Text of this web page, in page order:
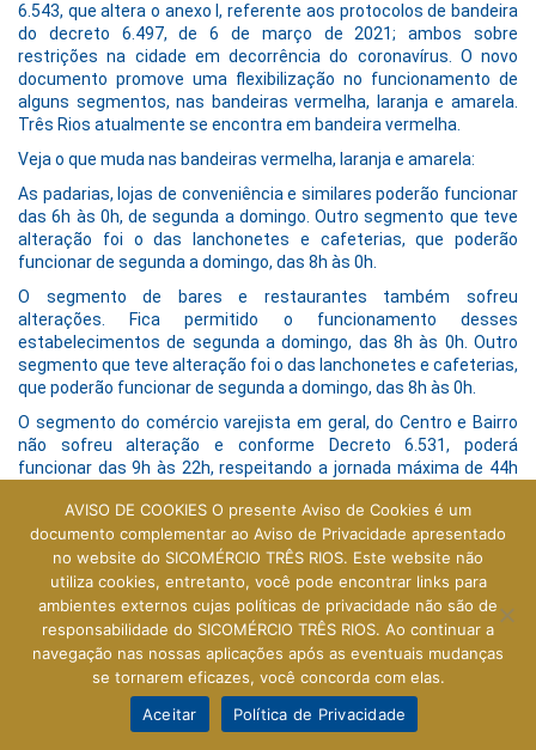
6.543, que altera o anexo I, referente aos protocolos de bandeira
do decreto 6.497, de 6 de março de 2021; ambos sobre
restrições na cidade em decorrência do coronavírus. O novo
documento promove uma flexibilização no funcionamento de
alguns segmentos, nas bandeiras vermelha, laranja e amarela.
Três Rios atualmente se encontra em bandeira vermelha.
Veja o que muda nas bandeiras vermelha, laranja e amarela:
As padarias, lojas de conveniência e similares poderão funcionar
das 6h às 0h, de segunda a domingo. Outro segmento que teve
alteração foi o das lanchonetes e cafeterias, que poderão
funcionar de segunda a domingo, das 8h às 0h.
O segmento de bares e restaurantes também sofreu
alterações. Fica permitido o funcionamento desses
estabelecimentos de segunda a domingo, das 8h às 0h. Outro
segmento que teve alteração foi o das lanchonetes e cafeterias,
que poderão funcionar de segunda a domingo, das 8h às 0h.
O segmento do comércio varejista em geral, do Centro e Bairro
não sofreu alteração e conforme Decreto 6.531, poderá
funcionar das 9h às 22h, respeitando a jornada máxima de 44h
O objetivo desta alteração é evitar aglomerações,
principalmente no transporte público, flexibilizando o horário de
abertura e fechamento das lojas.
Tenha acesso ao Decreto 6.543, que altera o Anexo I – Bandeira
Vermelha, Laranja e Amarela:
Decreto Nº 6.543 de 24 de abril de 2021
AVISO DE COOKIES O presente Aviso de Cookies é um
documento complementar ao Aviso de Privacidade apresentado
no website do SICOMÉRCIO TRÊS RIOS. Este website não
utiliza cookies, entretanto, você pode encontrar links para
ambientes externos cujas políticas de privacidade não são de
responsabilidade do SICOMÉRCIO TRÊS RIOS. Ao continuar a
navegação nas nossas aplicações após as eventuais mudanças
se tornarem eficazes, você concorda com elas.
Aceitar
Política de Privacidade